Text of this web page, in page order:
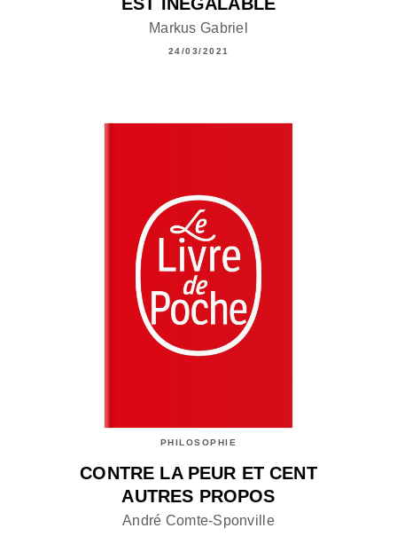
Markus Gabriel
24/03/2021
PHILOSOPHIE
CONTRE LA PEUR ET CENT
AUTRES PROPOS
André Comte-Sponville